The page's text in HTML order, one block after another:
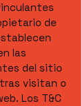
de
las
del sitio
visitan o
Los T&C